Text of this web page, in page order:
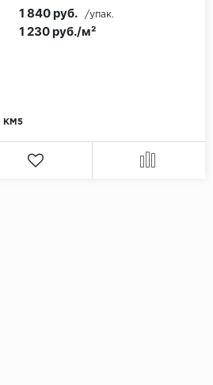
КМ5
1 230 руб./м²
1 840 руб. /упак.